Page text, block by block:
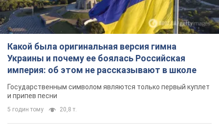
Александру Пономареву – 53: что
известно о трех детях секс-
символа 90-х и как они выглядят
Несмотря на развитие карьеры, артист не
забывал о личном счастье
10 годин тому 8,8 т.
В ПриватБанке рассказали,
действительны ли доллары 1996
года: принимают ли обменники и